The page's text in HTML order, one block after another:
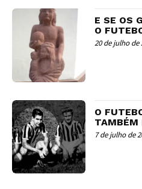
E SE OS
O
20 de julho de
O
TAMBÉM
7 de julho de